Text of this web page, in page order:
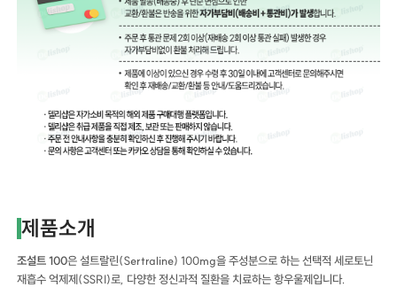
제품소개
조설트 100은 설트랄린(Sertraline) 100mg을 주성분으로 하는 선택적 세로토닌
재흡수 억제제(SSRI)로, 다양한 정신과적 질환을 치료하는 항우울제입니다.